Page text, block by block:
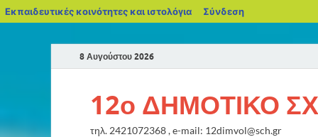
Εκπαιδευτικές κοινότητες και ιστολόγια Σύνδεση
8 Αυγούστου 2026
12ο ΔΗΜΟΤΙΚΟ
τηλ. 2421072368 , e-mail: 12dimvol@sch.gr